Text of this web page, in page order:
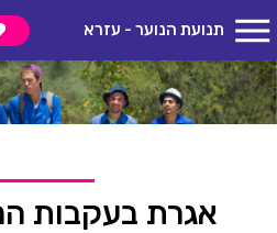
תנועת הנוער - עזרא
אגרת בעקבות